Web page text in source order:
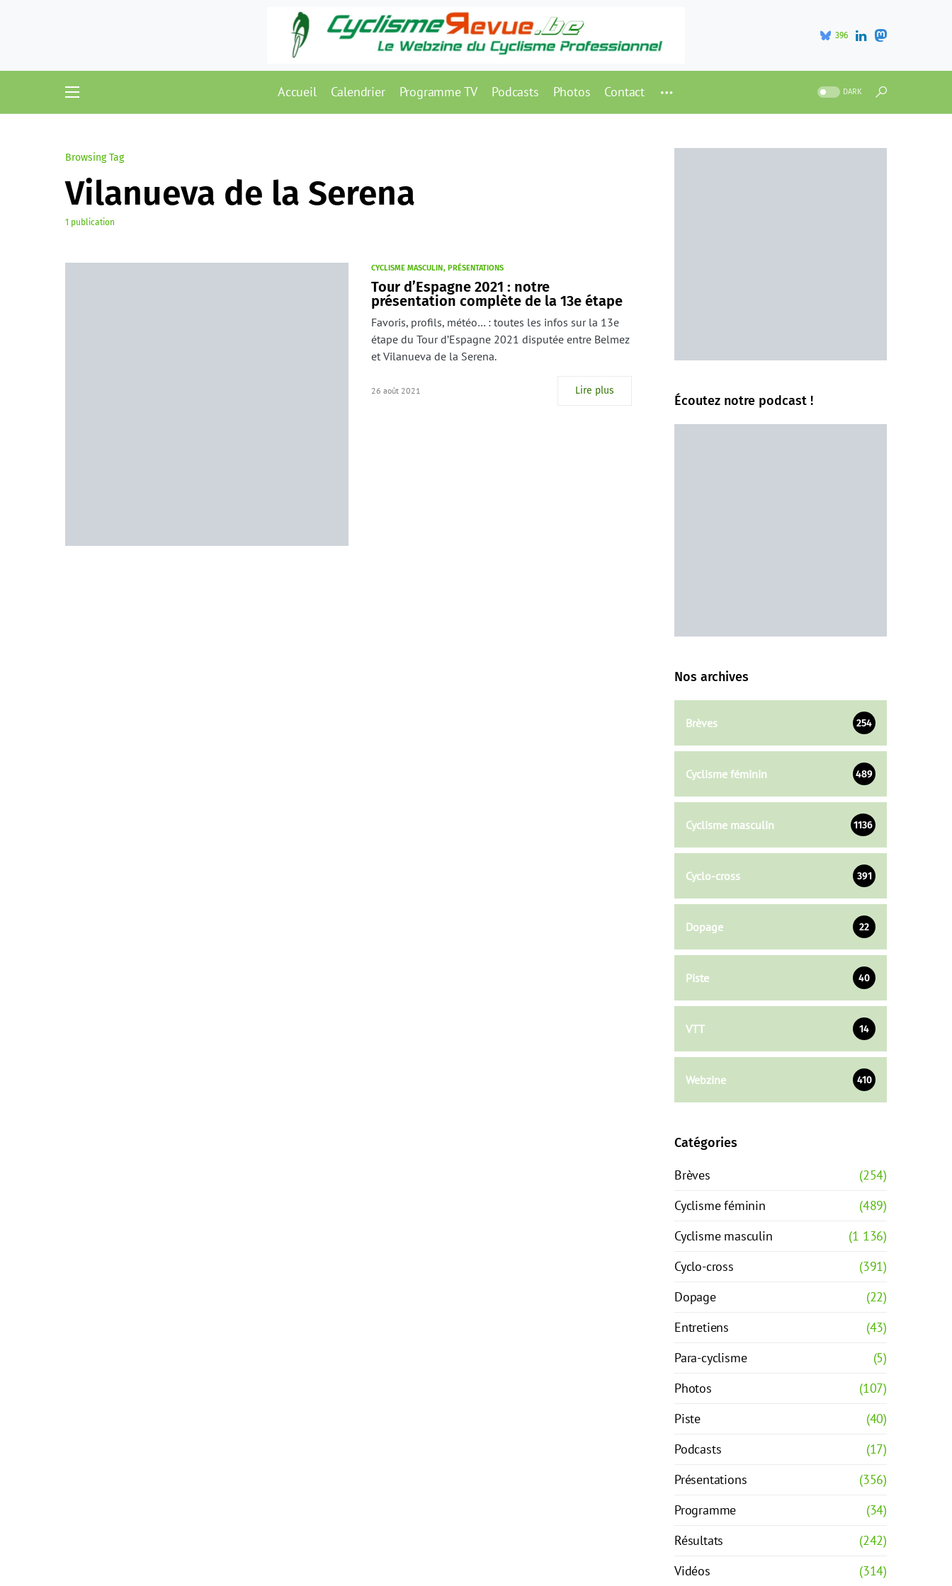
396
Accueil Calendrier Programme TV Podcasts Photos Contact DARK
Browsing Tag
Vilanueva de la Serena
1 publication
CYCLISME MASCULIN PRÉSENTATIONS
Tour d’Espagne 2021 : notre
présentation complète de la 13e étape
Favoris, profils, météo… : toutes les infos sur la 13e
étape du Tour d’Espagne 2021 disputée entre Belmez
et Vilanueva de la Serena.
26 août 2021 Lire plus
Écoutez notre podcast !
Nos archives
Brèves 254
Cyclisme féminin 489
Cyclisme masculin 1136
Cyclo-cross 391
Dopage 22
Piste 40
VTT 14
Webzine 410
Catégories
Brèves
(254)
Cyclisme féminin
(489)
Cyclisme masculin
(1 136)
Cyclo-cross
(391)
Dopage
(22)
Entretiens
(43)
Para-cyclisme
(5)
Photos
(107)
Piste
(40)
Podcasts
(17)
Présentations
(356)
Programme
(34)
Résultats
(242)
Vidéos
(314)